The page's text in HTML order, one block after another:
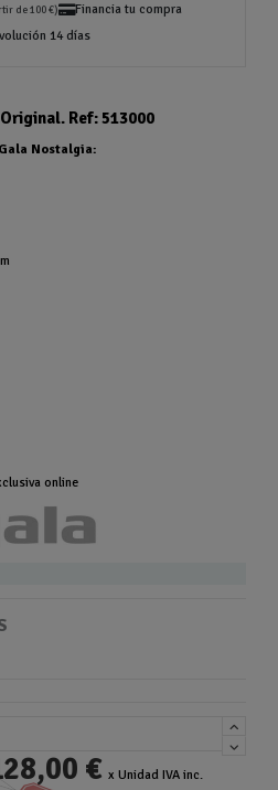
de 100 €)
Financia tu compra
14 días
Ref: 513000
Nostalgia:
online
€ x Unidad IVA inc.